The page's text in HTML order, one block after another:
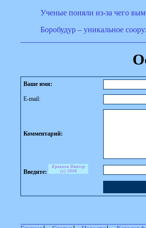
Ученые поняли из-за чего
Боробудур – уникальное
Ваше имя:
E-mail:
Комментарий:
Введите: